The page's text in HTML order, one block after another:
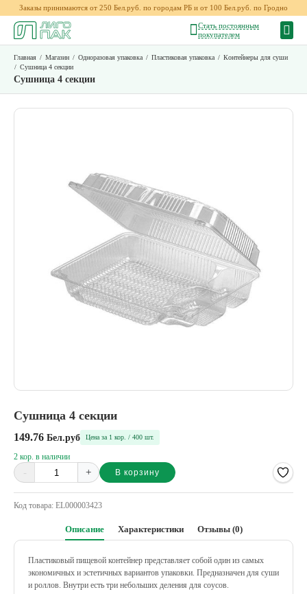
Заказы принимаются от 250 Бел.руб. по городам РБ и от 100 Бел.руб. по Гродно
Стать постоянным
покупателем
Главная / Магазин / Одноразовая упаковка / Пластиковая упаковка / Контейнеры для суши
/ Сушница 4 секции
Сушница 4 секции
Сушница 4 секции
149.76 Бел.руб Цена за 1 кор. / 400 шт.
2 кор. в наличии
- + В корзину
Alternative:
Код товара: EL000003423
Описание Характеристики Отзывы (0)
Пластиковый пищевой контейнер представляет собой один из самых
экономичных и эстетичных вариантов упаковки. Предназначен для суши
и роллов. Внутри есть три небольших деления для соусов.